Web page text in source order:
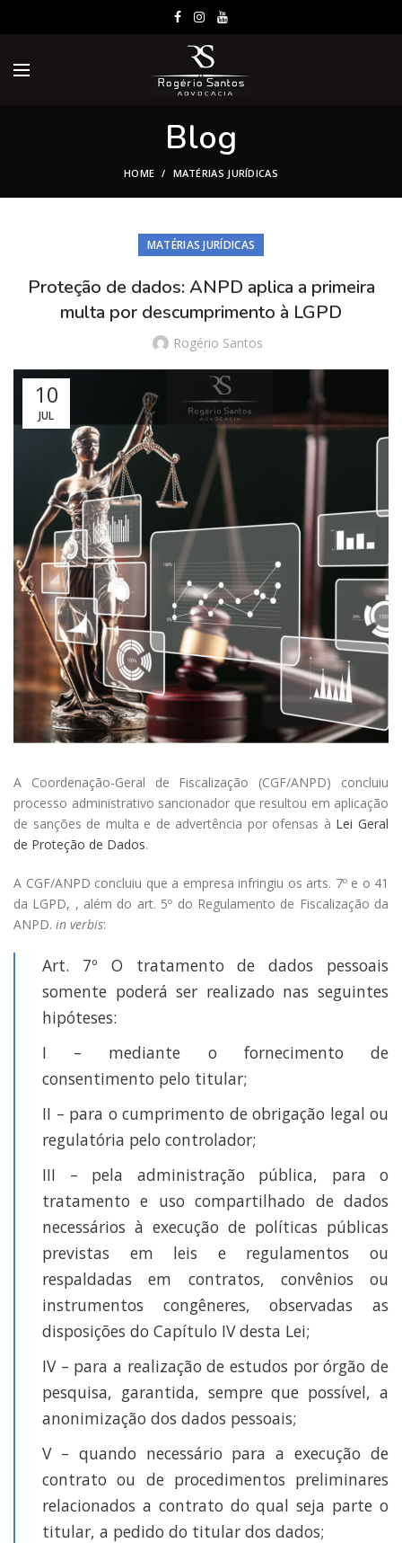
Blog
HOME MATÉRIAS JURÍDICAS
MATÉRIAS JURÍDICAS
Proteção de dados: ANPD aplica a primeira
multa por descumprimento à LGPD
Rogério Santos
10
JUL
A Coordenação-Geral de Fiscalização (CGF/ANPD) concluiu
processo administrativo sancionador que resultou em aplicação
de sanções de multa e de advertência por ofensas à Lei Geral
de Proteção de Dados.
A CGF/ANPD concluiu que a empresa infringiu os arts. 7º e o 41
da LGPD, , além do art. 5º do Regulamento de Fiscalização da
ANPD. in verbis:
Art. 7º O tratamento de dados pessoais
somente poderá ser realizado nas seguintes
hipóteses:
I – mediante o fornecimento de
consentimento pelo titular;
II – para o cumprimento de obrigação legal ou
regulatória pelo controlador;
III – pela administração pública, para o
tratamento e uso compartilhado de dados
necessários à execução de políticas públicas
previstas em leis e regulamentos ou
respaldadas em contratos, convênios ou
instrumentos congêneres, observadas as
disposições do Capítulo IV desta Lei;
IV – para a realização de estudos por órgão de
pesquisa, garantida, sempre que possível, a
anonimização dos dados pessoais;
V – quando necessário para a execução de
contrato ou de procedimentos preliminares
relacionados a contrato do qual seja parte o
titular, a pedido do titular dos dados;